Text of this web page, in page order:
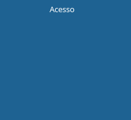
Acesso